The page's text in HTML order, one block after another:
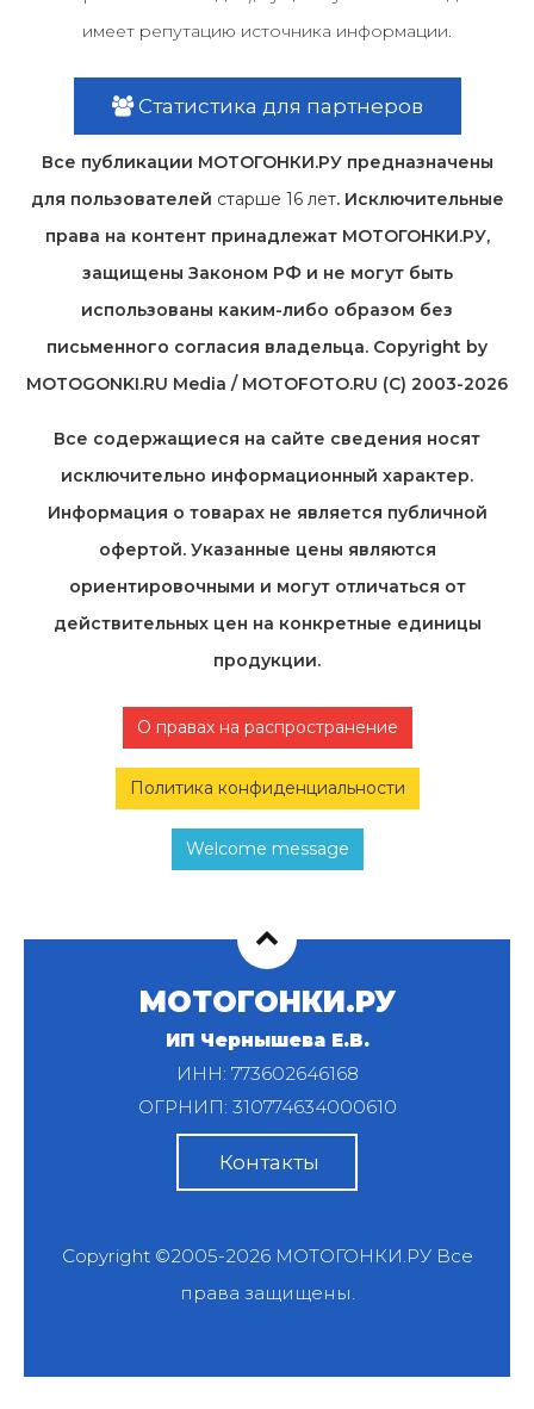
имеет репутацию источника информации.
Статистика для партнеров
Все публикации МОТОГОНКИ.РУ предназначены
для пользователей старше 16 лет. Исключительные
права на контент принадлежат МОТОГОНКИ.РУ,
защищены Законом РФ и не могут быть
использованы каким-либо образом без
письменного согласия владельца. Copyright by
MOTOGONKI.RU Media / MOTOFOTO.RU (C) 2003-2026
Все содержащиеся на cайте сведения носят
исключительно информационный характер.
Информация о товарах не является публичной
офертой. Указанные цены являются
ориентировочными и могут отличаться от
действительных цен на конкретные единицы
продукции.
О правах на распространение
Политика конфиденциальности
Welcome message
МОТОГОНКИ.РУ
ИП Чернышева Е.В.
ИНН: 773602646168
ОГРНИП: 310774634000610
Контакты
Copyright ©2005-2026 МОТОГОНКИ.РУВсе
права защищены.